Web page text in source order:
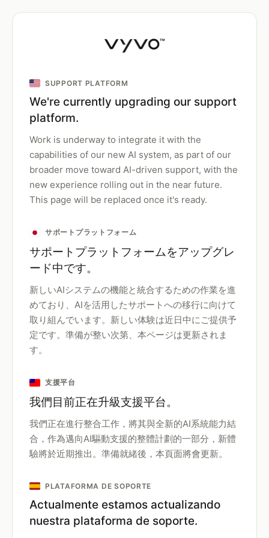
SUPPORT PLATFORM
We're currently upgrading our support
platform.
Work is underway to integrate it with the
capabilities of our new AI system, as part of our
broader move toward AI-driven support, with the
new experience rolling out in the near future.
This page will be replaced once it's ready.
サポートプラットフォーム
サポートプラットフォームをアップグレ
ード中です。
新しいAIシステムの機能と統合するための作業を進
めており、AIを活用したサポートへの移行に向けて
取り組んでいます。新しい体験は近日中にご提供予
定です。準備が整い次第、本ページは更新されま
す。
支援平台
我們目前正在升級支援平台。
我們正在進行整合工作，將其與全新的AI系統能力結
合，作為邁向AI驅動支援的整體計劃的一部分，新體
驗將於近期推出。準備就緒後，本頁面將會更新。
PLATAFORMA DE SOPORTE
Actualmente estamos actualizando
nuestra plataforma de soporte.